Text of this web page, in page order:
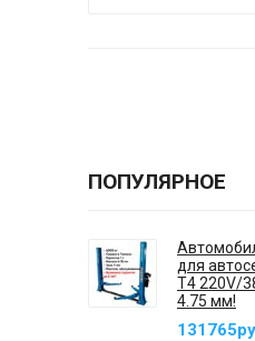
ПОПУЛЯРНОЕ
для
T4 220V/
4.75 мм!